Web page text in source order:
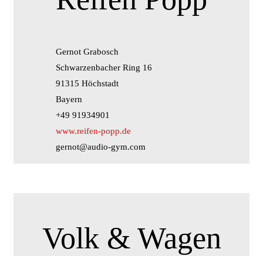
Gernot Grabosch
Schwarzenbacher Ring 16
91315 Höchstadt
Bayern
+49 91934901
www.reifen-popp.de
gernot@audio-gym.com
Volk & Wagen